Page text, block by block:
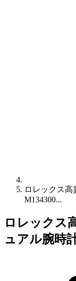
ロレックス
M134300...
ロレックス
ュアル腕時